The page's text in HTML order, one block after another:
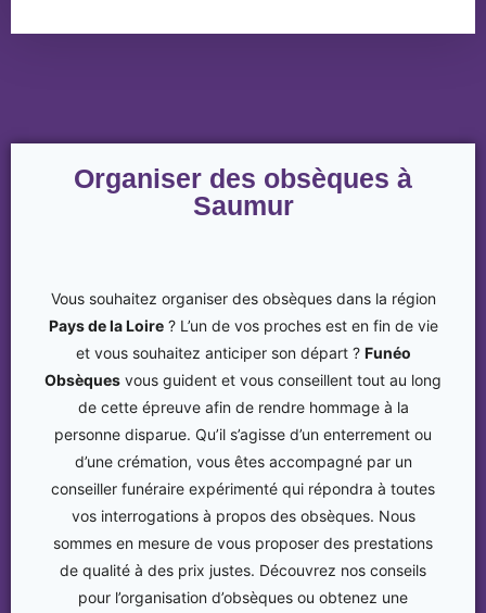
Organiser des obsèques à
Saumur
Vous souhaitez organiser des obsèques dans la région
Pays de la Loire? L’un de vos proches est en fin de vie
et vous souhaitez anticiper son départ ? Funéo
Obsèques vous guident et vous conseillent tout au long
de cette épreuve afin de rendre hommage à la
personne disparue. Qu’il s’agisse d’un enterrement ou
d’une crémation, vous êtes accompagné par un
conseiller funéraire expérimenté qui répondra à toutes
vos interrogations à propos des obsèques. Nous
sommes en mesure de vous proposer des prestations
de qualité à des prix justes. Découvrez nos conseils
pour l’organisation d’obsèques ou obtenez une